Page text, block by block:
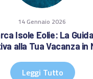
14 Gennaio 2026
Isole Eolie: La Guida
alla Tua Vacanza in
Leggi Tutto